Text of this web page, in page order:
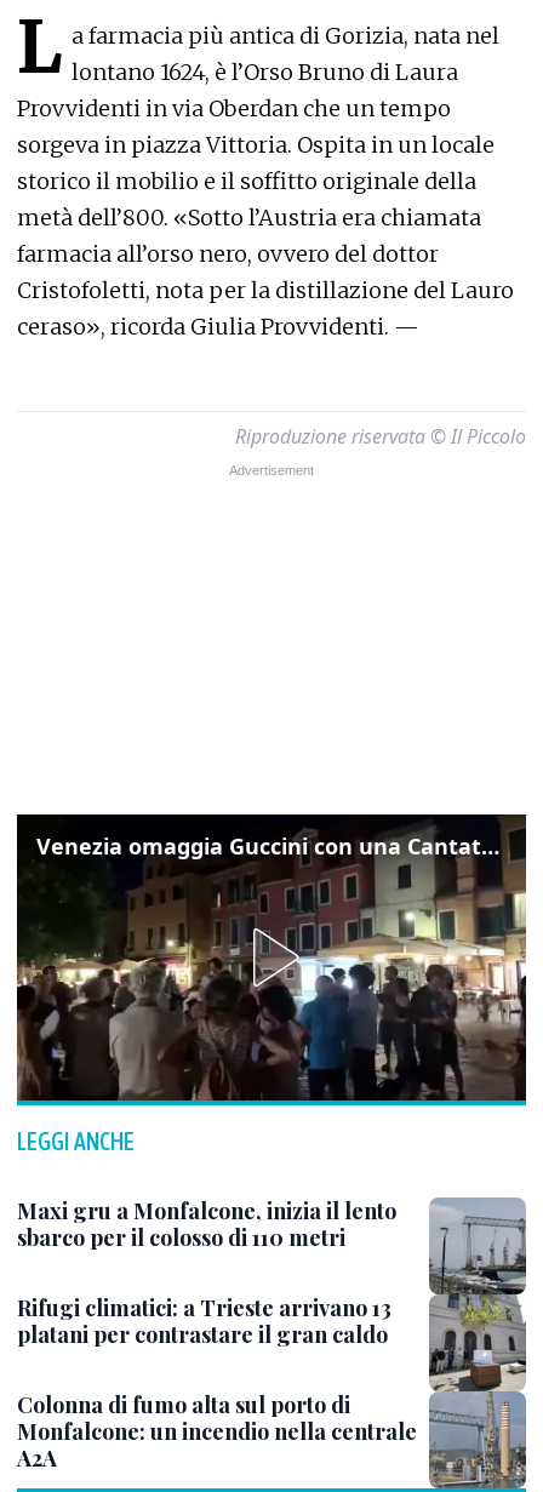
L a farmacia più antica di Gorizia, nata nel
lontano 1624, è l’Orso Bruno di Laura
Provvidenti in via Oberdan che un tempo
sorgeva in piazza Vittoria. Ospita in un locale
storico il mobilio e il soffitto originale della
metà dell’800. «Sotto l’Austria era chiamata
farmacia all’orso nero, ovvero del dottor
Cristofoletti, nota per la distillazione del Lauro
ceraso», ricorda Giulia Provvidenti. —
Riproduzione riservata © Il Piccolo
Venezia omaggia Guccini con una Cantata Anarchica in campo Santa Margherita
LEGGI ANCHE
Maxi gru a Monfalcone, inizia il lento
sbarco per il colosso di 110 metri
Rifugi climatici: a Trieste arrivano 13
platani per contrastare il gran caldo
Colonna di fumo alta sul porto di
Monfalcone: un incendio nella centrale
A2A